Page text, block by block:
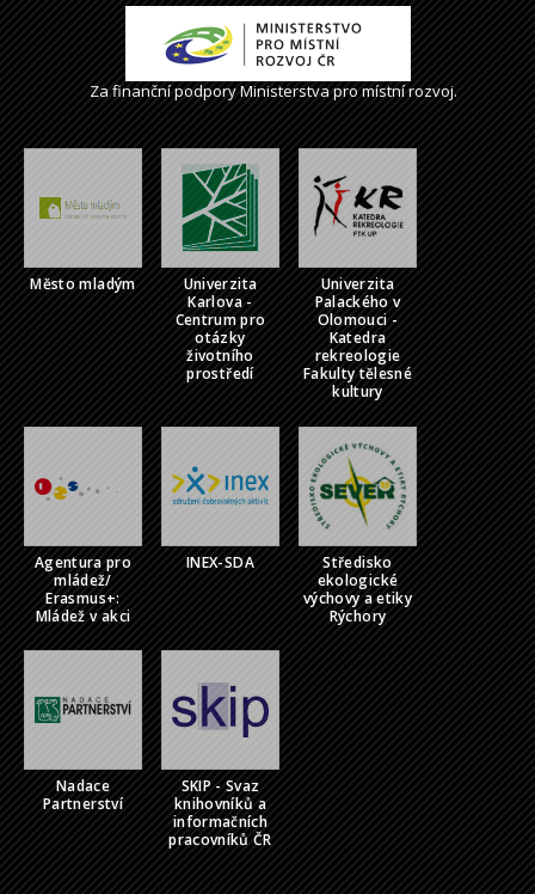
Za finanční podpory Ministerstva pro místní rozvoj.
Město mladým
Univerzita
Karlova -
Centrum pro
otázky
životního
prostředí
Univerzita
Palackého v
Olomouci -
Katedra
rekreologie
Fakulty tělesné
kultury
Agentura pro
mládež/
Erasmus+:
Mládež v akci
INEX-SDA
Středisko
ekologické
výchovy a etiky
Rýchory
Nadace
Partnerství
SKIP - Svaz
knihovníků a
informačních
pracovníků ČR